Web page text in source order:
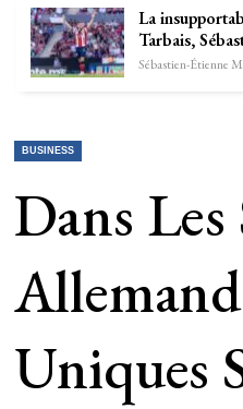
La
Tarbais,
BUSINESS
Dans
Uniques